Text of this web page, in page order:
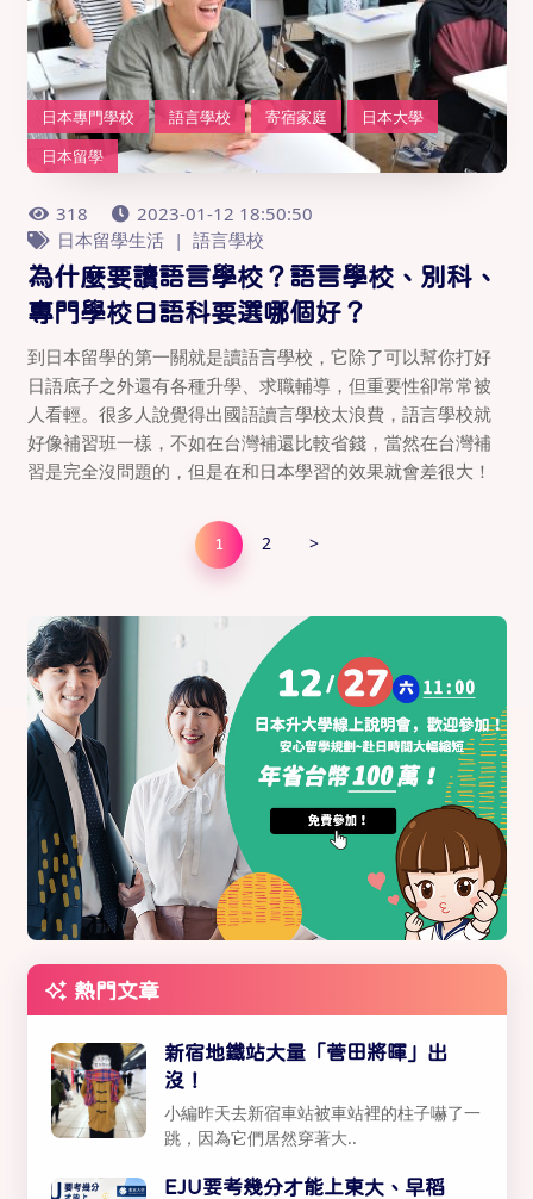
日本專門學校 語言學校 寄宿家庭
日本大學
日本留學
318
2023-01-12 18:50:50
日本留學生活
語言學校
為什麼要讀語言學校？語言學校、別科、
專門學校日語科要選哪個好？
到日本留學的第一關就是讀語言學校，它除了可以幫你打好
日語底子之外還有各種升學、求職輔導，但重要性卻常常被
人看輕。很多人說覺得出國語讀言學校太浪費，語言學校就
好像補習班一樣，不如在台灣補還比較省錢，當然在台灣補
習是完全沒問題的，但是在和日本學習的效果就會差很大！
1 2 >
熱門文章
新宿地鐵站大量「菅田將暉」出
沒！
小編昨天去新宿車站被車站裡的柱子嚇了一
跳，因為它們居然穿著大..
EJU要考幾分才能上東大、早稻